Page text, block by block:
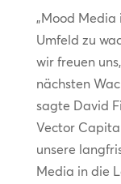
„Mood
Umfeld zu
wir freuen
nächsten
sagte David
Vector
unsere
Media in die